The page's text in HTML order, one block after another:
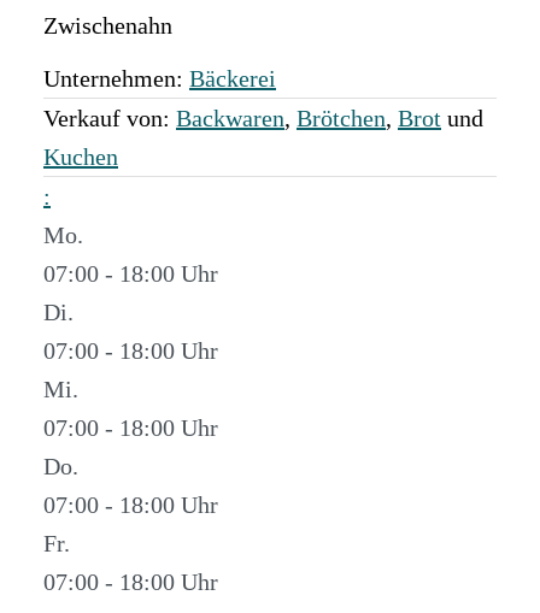
Zwischenahn
Unternehmen: Bäckerei
Verkauf von: Backwaren, Brötchen, Brot und
Kuchen
:
Mo.
07:00 - 18:00
Di.
07:00 - 18:00
Mi.
07:00 - 18:00
Do.
07:00 - 18:00
Fr.
07:00 - 18:00